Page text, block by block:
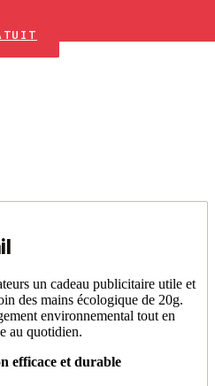
un cadeau publicitaire utile et
des mains écologique de 20g.
environnemental tout en
au quotidien.
efficace et durable